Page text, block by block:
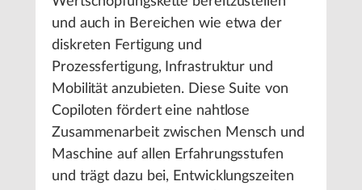
und auch in Bereichen wie etwa der
diskreten Fertigung und
Prozessfertigung, Infrastruktur und
Mobilität anzubieten. Diese Suite von
Copiloten fördert eine nahtlose
Zusammenarbeit zwischen Mensch und
Maschine auf allen Erfahrungsstufen
und trägt dazu bei, Entwicklungszeiten